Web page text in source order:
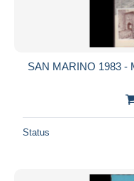
SAN MARINO 1983 -
Status